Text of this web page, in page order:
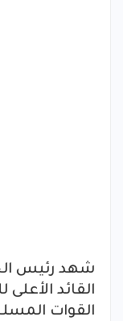
شهد رئيس
القائد
القوات